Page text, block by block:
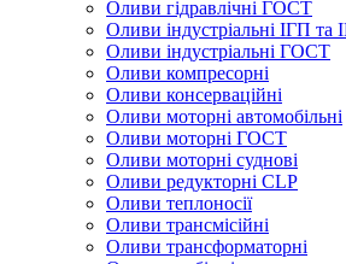
Оливи гідравлічні ГОСТ
Оливи індустріальні ІГП та
Оливи індустріальні ГОСТ
Оливи компресорні
Оливи консерваційні
Оливи моторні автомобільні
Оливи моторні ГОСТ
Оливи моторні суднові
Оливи редукторні CLP
Оливи теплоносії
Оливи трансмісійні
Оливи трансформаторні